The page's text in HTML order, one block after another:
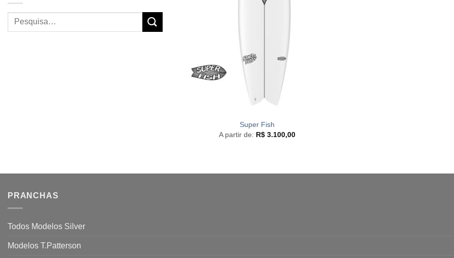
Pesquisar
Super Fish
A partir de: R$3.100,00
PRANCHAS
Todos Modelos Silver
Modelos T.Patterson